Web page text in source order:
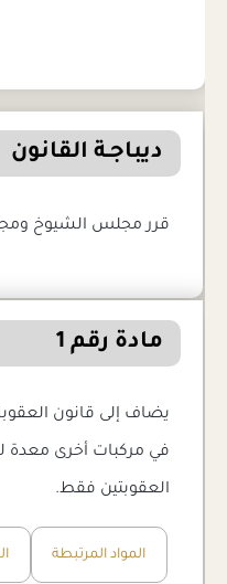
ديباجـة القانون
قرر مجلس الشيوخ
مادة رقم 1
في مركبات أخرى معدة
العقوبتين فقط.
المواد المرتبطة